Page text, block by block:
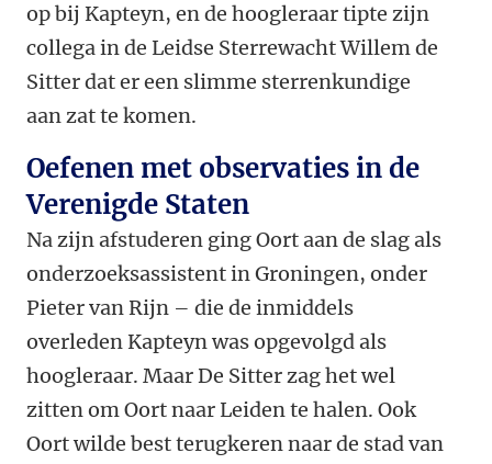
op bij Kapteyn, en de hoogleraar tipte zijn
collega in de Leidse Sterrewacht Willem de
Sitter dat er een slimme sterrenkundige
aan zat te komen.
Oefenen met observaties in de
Verenigde Staten
Na zijn afstuderen ging Oort aan de slag als
onderzoeksassistent in Groningen, onder
Pieter van Rijn – die de inmiddels
overleden Kapteyn was opgevolgd als
hoogleraar. Maar De Sitter zag het wel
zitten om Oort naar Leiden te halen. Ook
Oort wilde best terugkeren naar de stad van